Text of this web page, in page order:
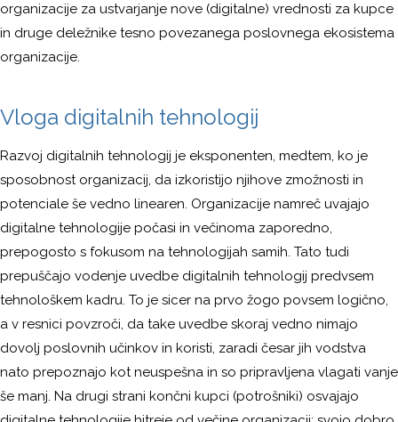
organizacije za ustvarjanje nove (digitalne) vrednosti za kupce
in druge deležnike tesno povezanega poslovnega ekosistema
organizacije.
Vloga digitalnih tehnologij
Razvoj digitalnih tehnologij je eksponenten, medtem, ko je
sposobnost organizacij, da izkoristijo njihove zmožnosti in
potenciale še vedno linearen. Organizacije namreč uvajajo
digitalne tehnologije počasi in večinoma zaporedno,
prepogosto s fokusom na tehnologijah samih. Tato tudi
prepuščajo vodenje uvedbe digitalnih tehnologij predvsem
tehnološkem kadru. To je sicer na prvo žogo povsem logično,
a v resnici povzroči, da take uvedbe skoraj vedno nimajo
dovolj poslovnih učinkov in koristi, zaradi česar jih vodstva
nato prepoznajo kot neuspešna in so pripravljena vlagati vanje
še manj. Na drugi strani končni kupci (potrošniki) osvajajo